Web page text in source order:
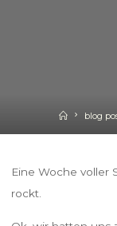
Homeblog
Eine Woche voller
rockt.